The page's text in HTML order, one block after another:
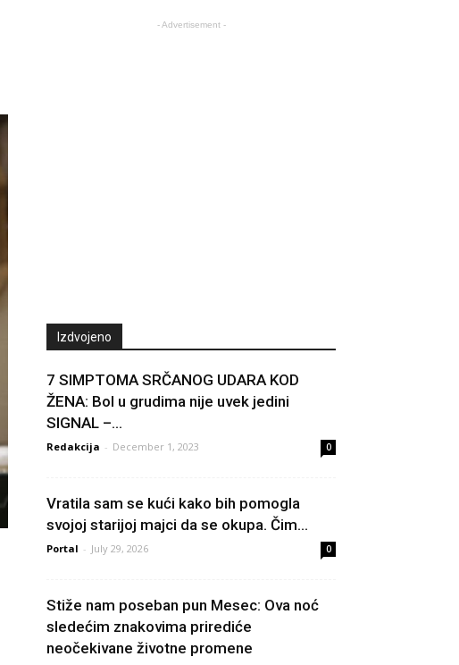
- Advertisement -
Izdvojeno
7 SIMPTOMA SRČANOG UDARA KOD
ŽENA: Bol u grudima nije uvek jedini
SIGNAL –...
Redakcija - December 1, 2023 0
Vratila sam se kući kako bih pomogla
svojoj starijoj majci da se okupa. Čim...
Portal - July 29, 2026 0
Stiže nam poseban pun Mesec: Ova noć
sledećim znakovima prirediće
neočekivane životne promene